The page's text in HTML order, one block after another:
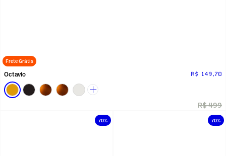
Frete Grátis
Octavio R$ 149,70
R$ 499
70% 70%